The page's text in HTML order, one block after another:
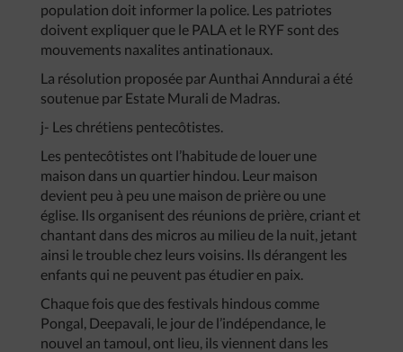
population doit informer la police. Les patriotes
doivent expliquer que le PALA et le RYF sont des
mouvements naxalites antinationaux.
La résolution proposée par Aunthai Anndurai a été
soutenue par Estate Murali de Madras.
j- Les chrétiens pentecôtistes.
Les pentecôtistes ont l’habitude de louer une
maison dans un quartier hindou. Leur maison
devient peu à peu une maison de prière ou une
église. Ils organisent des réunions de prière, criant et
chantant dans des micros au milieu de la nuit, jetant
ainsi le trouble chez leurs voisins. Ils dérangent les
enfants qui ne peuvent pas étudier en paix.
Chaque fois que des festivals hindous comme
Pongal, Deepavali, le jour de l’indépendance, le
nouvel an tamoul, ont lieu, ils viennent dans les